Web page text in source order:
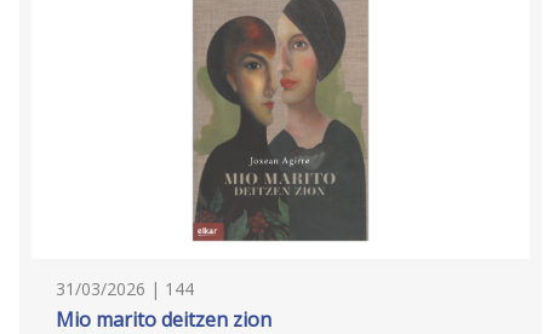
31/03/2026 | 144
Mio marito deitzen zion